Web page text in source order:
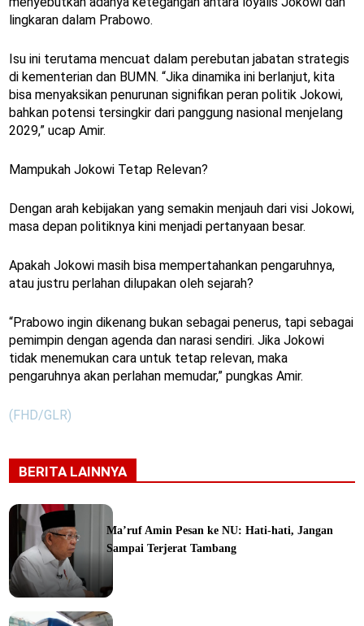
lingkaran dalam Prabowo.
Isu ini terutama mencuat dalam perebutan jabatan strategis
di kementerian dan BUMN. “Jika dinamika ini berlanjut, kita
bisa menyaksikan penurunan signifikan peran politik Jokowi,
bahkan potensi tersingkir dari panggung nasional menjelang
2029,” ucap Amir.
Mampukah Jokowi Tetap Relevan?
Dengan arah kebijakan yang semakin menjauh dari visi Jokowi,
masa depan politiknya kini menjadi pertanyaan besar.
Apakah Jokowi masih bisa mempertahankan pengaruhnya,
atau justru perlahan dilupakan oleh sejarah?
“Prabowo ingin dikenang bukan sebagai penerus, tapi sebagai
pemimpin dengan agenda dan narasi sendiri. Jika Jokowi
tidak menemukan cara untuk tetap relevan, maka
pengaruhnya akan perlahan memudar,” pungkas Amir.
(FHD/GLR)
BERITA LAINNYA
Ma’ruf Amin Pesan ke NU: Hati-hati, Jangan
Sampai Terjerat Tambang